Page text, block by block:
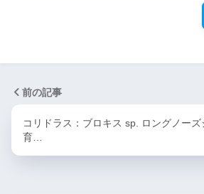
前の記事
コリドラス：ブロキス sp. ロングノー
育…